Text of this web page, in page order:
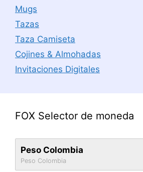
Mugs
Tazas
Taza Camiseta
Cojines & Almohadas
Invitaciones Digitales
FOX Selector de moneda
Peso Colombia
Peso Colombia